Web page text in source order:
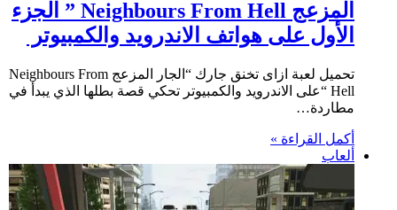
المزعج Neighbours From Hell ” الجزء
الأول على هواتف الاندرويد والكمبيوتر
تحميل لعبة ازاى تخنق جارك “الجار المزعج Neighbours From
Hell “على الاندرويد والكمبيوتر تحكي قصة بطلها الذي يبدأ في
مطاردة…
أكمل القراءة »
ألعاب